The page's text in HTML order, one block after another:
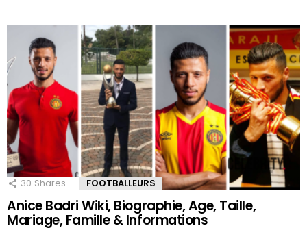
30 Shares FOOTBALLEURS
Anice Badri Wiki, Biographie, Age, Taille,
Mariage, Famille & Informations